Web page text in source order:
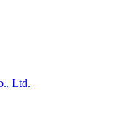
Ltd.